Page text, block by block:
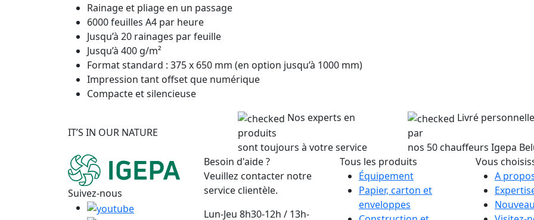
Rainage et pliage en un passage
6000 feuilles A4 par heure
Jusqu’à 20 rainages par feuille
Jusqu’à 400 g/m²
Format standard : 375 x 650 mm (en option jusqu’à 1000 mm)
Impression tant offset que numérique
Compacte et silencieuse
IT’S IN OUR NATURE
Nos experts en
produits
sont toujours à votre service
Livré
par
nos 50 chauffeurs Igepa
Suivez-nous
Besoin d'aide ?
Veuillez contacter notre
service clientèle.
Lun-Jeu 8h30-12h / 13h-
Tous les produits
Équipement
Papier, carton et
enveloppes
Vous
A